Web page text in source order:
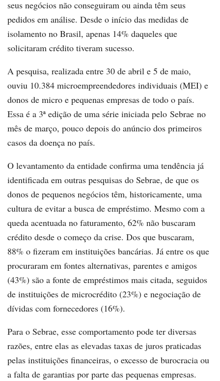
seus negócios não conseguiram ou ainda têm seus
pedidos em análise. Desde o início das medidas de
isolamento no Brasil, apenas 14% daqueles que
solicitaram crédito tiveram sucesso.
A pesquisa, realizada entre 30 de abril e 5 de maio,
ouviu 10.384 microempreendedores individuais (MEI) e
donos de micro e pequenas empresas de todo o país.
Essa é a 3ª edição de uma série iniciada pelo Sebrae no
mês de março, pouco depois do anúncio dos primeiros
casos da doença no país.
O levantamento da entidade confirma uma tendência já
identificada em outras pesquisas do Sebrae, de que os
donos de pequenos negócios têm, historicamente, uma
cultura de evitar a busca de empréstimo. Mesmo com a
queda acentuada no faturamento, 62% não buscaram
crédito desde o começo da crise. Dos que buscaram,
88% o fizeram em instituições bancárias. Já entre os que
procuraram em fontes alternativas, parentes e amigos
(43%) são a fonte de empréstimos mais citada, seguidos
de instituições de microcrédito (23%) e negociação de
dívidas com fornecedores (16%).
Para o Sebrae, esse comportamento pode ter diversas
razões, entre elas as elevadas taxas de juros praticadas
pelas instituições financeiras, o excesso de burocracia ou
a falta de garantias por parte das pequenas empresas.